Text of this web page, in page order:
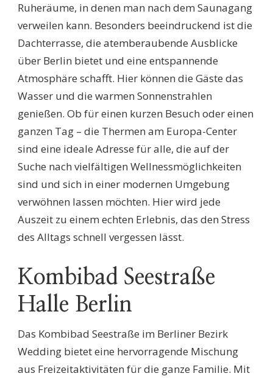
Ruheräume, in denen man nach dem Saunagang
verweilen kann. Besonders beeindruckend ist die
Dachterrasse, die atemberaubende Ausblicke
über Berlin bietet und eine entspannende
Atmosphäre schafft. Hier können die Gäste das
Wasser und die warmen Sonnenstrahlen
genießen. Ob für einen kurzen Besuch oder einen
ganzen Tag – die Thermen am Europa-Center
sind eine ideale Adresse für alle, die auf der
Suche nach vielfältigen Wellnessmöglichkeiten
sind und sich in einer modernen Umgebung
verwöhnen lassen möchten. Hier wird jede
Auszeit zu einem echten Erlebnis, das den Stress
des Alltags schnell vergessen lässt.
Kombibad Seestraße
Halle Berlin
Das Kombibad Seestraße im Berliner Bezirk
Wedding bietet eine hervorragende Mischung
aus Freizeitaktivitäten für die ganze Familie. Mit